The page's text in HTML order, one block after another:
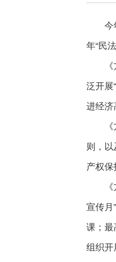
今
年“民
泛开展
进经济
则，
产权保
宣传月
课；最
组织开